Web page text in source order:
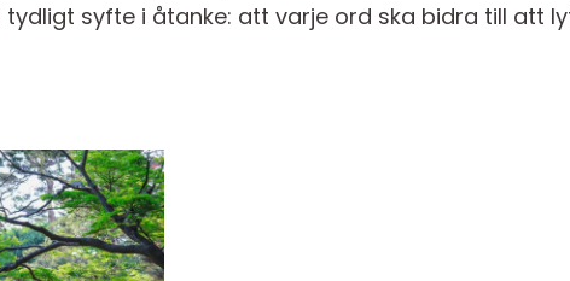
syfte i åtanke: att varje ord ska bidra till att